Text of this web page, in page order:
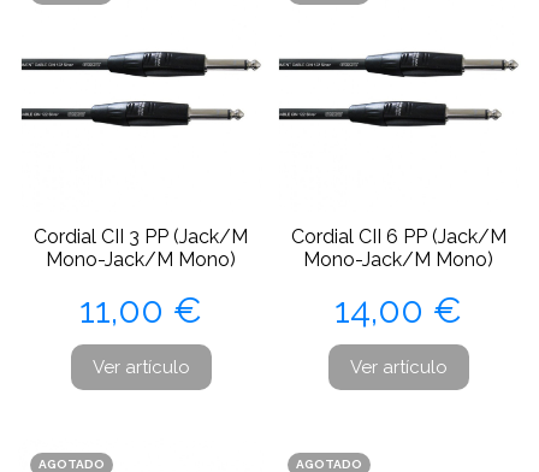
Cordial CII 3 PP (Jack/M
Mono-Jack/M Mono)
Precio
11,00 €
Ver artículo
Cordial CII 6 PP (Jack/M
Mono-Jack/M Mono)
Precio
14,00 €
Ver artículo
AGOTADO AGOTADO